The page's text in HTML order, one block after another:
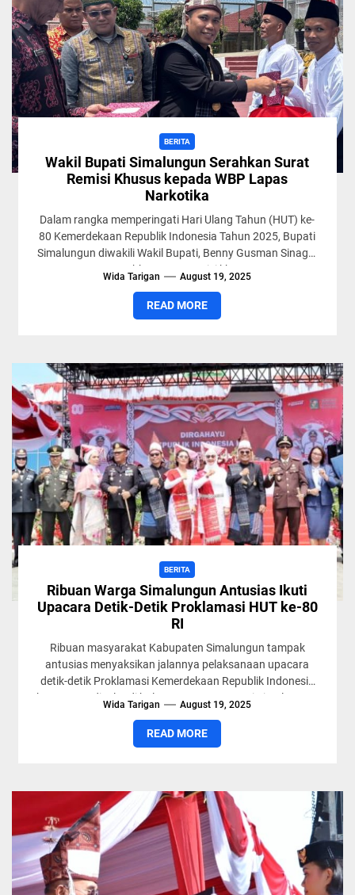
BERITA
Wakil Bupati Simalungun Serahkan Surat
Remisi Khusus kepada WBP Lapas
Narkotika
Dalam rangka memperingati Hari Ulang Tahun (HUT) ke-
80 Kemerdekaan Republik Indonesia Tahun 2025, Bupati
Simalungun diwakili Wakil Bupati, Benny Gusman Sinaga,
menyerahkan surat remisi khusus...
Wida Tarigan August 19, 2025
READ MORE
BERITA
Ribuan Warga Simalungun Antusias Ikuti
Upacara Detik-Detik Proklamasi HUT ke-80
RI
Ribuan masyarakat Kabupaten Simalungun tampak
antusias menyaksikan jalannya pelaksanaan upacara
detik-detik Proklamasi Kemerdekaan Republik Indonesia
ke-80 yang digelar di halaman Kantor Bupati Simalungun,
Wida Tarigan August 19, 2025
READ MORE